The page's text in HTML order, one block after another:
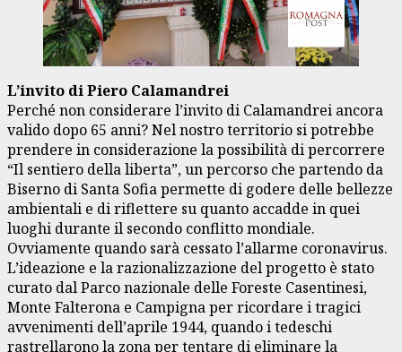
L’invito di Piero Calamandrei
Perché non considerare l’invito di Calamandrei ancora
valido dopo 65 anni? Nel nostro territorio si potrebbe
prendere in considerazione la possibilità di percorrere
“Il sentiero della liberta”, un percorso che partendo da
Biserno di Santa Sofia permette di godere delle bellezze
ambientali e di riflettere su quanto accadde in quei
luoghi durante il secondo conflitto mondiale.
Ovviamente quando sarà cessato l’allarme coronavirus.
L’ideazione e la razionalizzazione del progetto è stato
curato dal Parco nazionale delle Foreste Casentinesi,
Monte Falterona e Campigna per ricordare i tragici
avvenimenti dell’aprile 1944, quando i tedeschi
rastrellarono la zona per tentare di eliminare la